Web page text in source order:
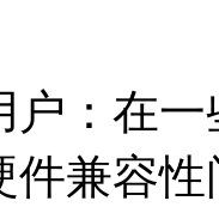
：在一
兼容